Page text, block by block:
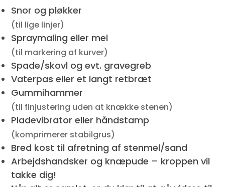
Snor og pløkker
(til lige linjer)
Spraymaling eller mel
(til markering af kurver)
Spade/skovl og evt. gravegreb
Vaterpas eller et langt retbræt
Gummihammer
(til finjustering uden at knække stenen)
Pladevibrator eller håndstamp
(komprimerer stabilgrus)
Bred kost til afretning af stenmel/sand
Arbejdshandsker og knæpude – kroppen vil
takke dig!